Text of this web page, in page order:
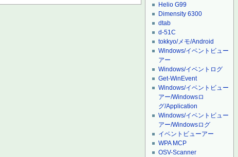
Helio G99
Dimensity 6300
dtab
d-51C
tokkyo/メモ/Android
Windows/イベントビュー
アー
Windows/イベントログ
Get-WinEvent
Windows/イベントビュー
アー/Windowsロ
グ/Application
Windows/イベントビュー
アー/Windowsログ
イベントビューアー
WPA MCP
OSV-Scanner